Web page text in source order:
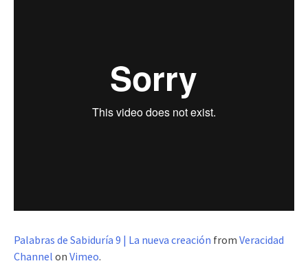
Palabras de Sabiduría 9 | La nueva creación from Veracidad
Channel on Vimeo.